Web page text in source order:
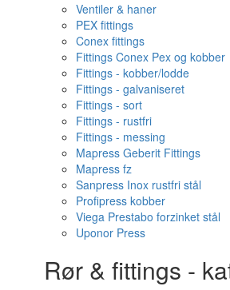
Ventiler & haner
PEX fittings
Conex fittings
Fittings Conex Pex og kobber
Fittings - kobber/lodde
Fittings - galvaniseret
Fittings - sort
Fittings - rustfri
Fittings - messing
Mapress Geberit Fittings
Mapress fz
Sanpress Inox rustfri stål
Profipress kobber
Viega Prestabo forzinket stål
Uponor Press
Rør & fittings -